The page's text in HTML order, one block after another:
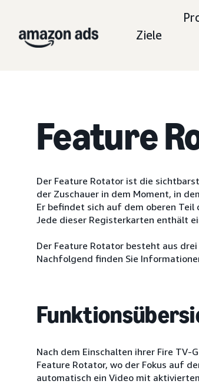
Ziele
Feature
Der Feature Rotator ist die
der Zuschauer in dem Moment, in
Er befindet sich auf dem oberen Teil
Jede dieser Registerkarten enthält
Der Feature Rotator besteht aus
Nachfolgend finden Sie
Nach dem Einschalten ihrer Fire TV-
Feature Rotator, wo der Fokus auf
automatisch ein Video mit